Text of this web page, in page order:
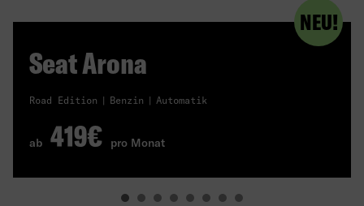
NEU!
Seat Arona
Road Edition Benzin Automatik
ab 419€ pro Monat